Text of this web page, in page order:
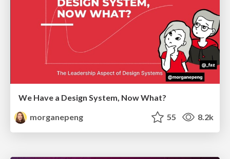
We Have a Design System, Now What?
morganepeng
55 8.2k